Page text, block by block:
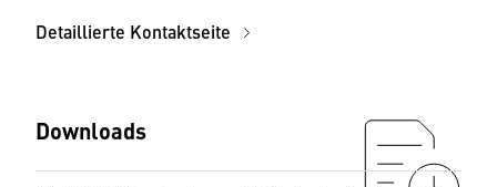
Detaillierte Kontaktseite
Downloads